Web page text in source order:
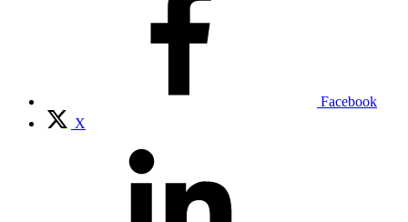
Facebook
X